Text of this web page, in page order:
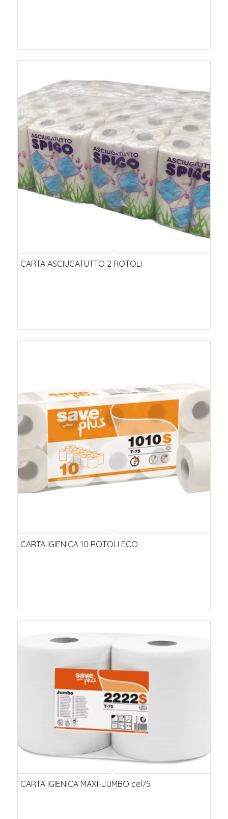
CARTA ASCIUGATUTTO 2 ROTOLI
CARTA IGIENICA 10 ROTOLI ECO
CARTA IGIENICA MAXI-JUMBO cel75